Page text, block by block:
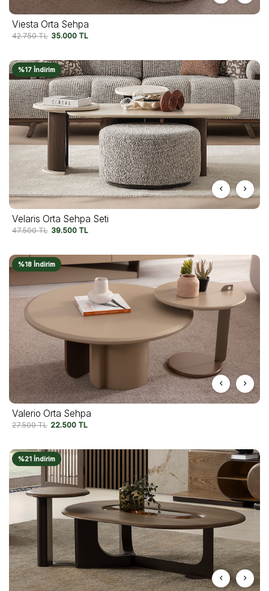
Viesta Orta Sehpa
42.750TL 35.000 TL
%17 İndirim
Velaris Orta Sehpa Seti
47.500TL 39.500 TL
%18 İndirim
Valerio Orta Sehpa
27.500TL 22.500 TL
%21 İndirim